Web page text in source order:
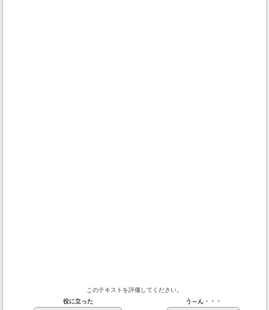
このテキストを評価してください。
役に立った
う～ん・・・